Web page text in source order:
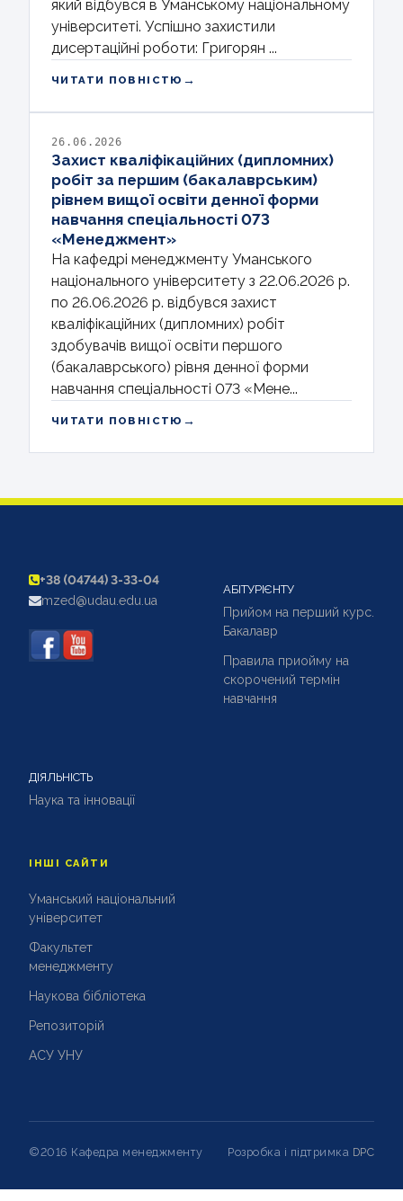
який відбувся в Уманському національному
університеті. Успішно захистили
дисертаційні роботи: Григорян ...
ЧИТАТИ ПОВНІСТЮ →
26.06.2026
Захист кваліфікаційних (дипломних)
робіт за першим (бакалаврським)
рівнем вищої освіти денної форми
навчання спеціальності 073
«Менеджмент»
На кафедрі менеджменту Уманського
національного університету з 22.06.2026 р.
по 26.06.2026 р. відбувся захист
кваліфікаційних (дипломних) робіт
здобувачів вищої освіти першого
(бакалаврського) рівня денної форми
навчання спеціальності 073 «Мене...
ЧИТАТИ ПОВНІСТЮ →
+38 (04744) 3-33-04
mzed@udau.edu.ua
АБІТУРІЄНТУ
Прийом на перший курс.
Бакалавр
Правила приойму на
скорочений термін
навчання
ДІЯЛЬНІСТЬ
Наука та інновації
ІНШІ САЙТИ
Уманський національний
університет
Факультет
менеджменту
Наукова бібліотека
Репозиторій
АСУ УНУ
©2016 Кафедра менеджменту Розробка і підтримка DPC